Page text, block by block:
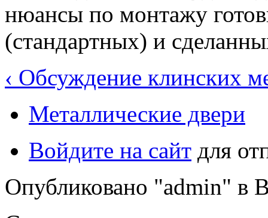
нюансы по монтажу
(стандартных) и
‹ Обсуждение клинских
Металлические двери
Войдите на сайт для
Опубликовано "admin" в